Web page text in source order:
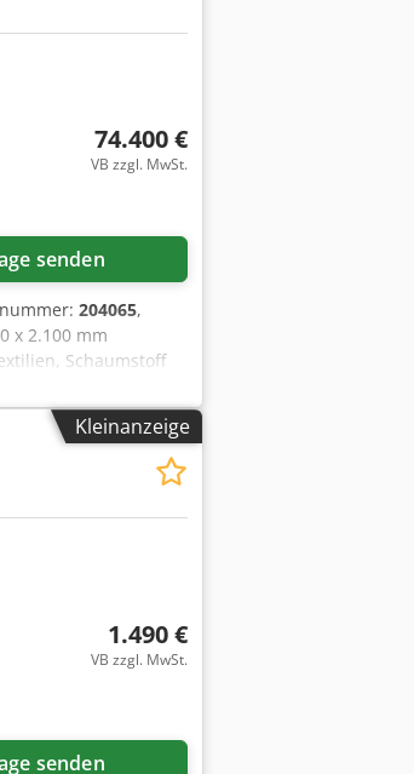
74.400 €
VB zzgl. MwSt.
senden
204065,
x 2.100 mm
Schaumstoff
Schneidbrücke und
Messer und einer
Austausch-
elektrisches
(Ziehmesser) • KCT
für Zwicke
• Intuitive
• Geringe
• Hohe
(erweiterbar um
Kleinanzeige
1.490 €
VB zzgl. MwSt.
senden